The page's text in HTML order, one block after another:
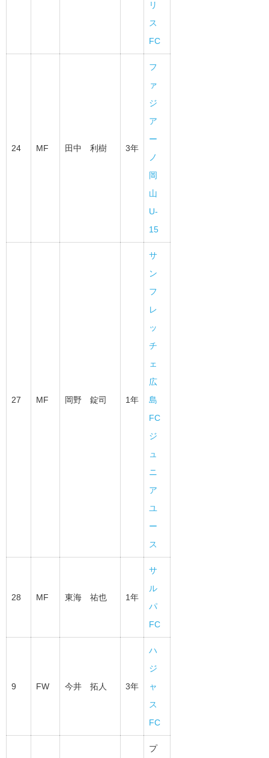
リ
ス
FC
24 MF 田中 利樹 3年
フ
ァ
ジ
ア
ー
ノ
岡
山
U-
15
27 MF 岡野 錠司 1年
サ
ン
フ
レ
ッ
チ
ェ
広
島
FC
ジ
ュ
ニ
ア
ユ
ー
ス
28 MF 東海 祐也 1年
サ
ル
パ
FC
9 FW 今井 拓人 3年
ハ
ジ
ャ
ス
FC
プ